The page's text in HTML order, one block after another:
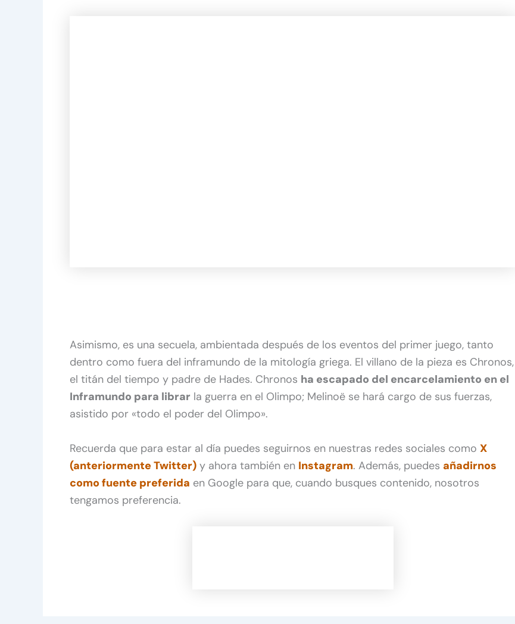
Asimismo, es una secuela, ambientada después de los eventos del primer juego, tanto
dentro como fuera del inframundo de la mitología griega. El villano de la pieza es Chronos,
el titán del tiempo y padre de Hades. Chronos ha escapado del encarcelamiento en el
Inframundo para librar la guerra en el Olimpo; Melinoë se hará cargo de sus fuerzas,
asistido por «todo el poder del Olimpo».
Recuerda que para estar al día puedes seguirnos en nuestras redes sociales como X
(anteriormente Twitter) y ahora también en Instagram. Además, puedes añadirnos
como fuente preferida en Google para que, cuando busques contenido, nosotros
tengamos preferencia.